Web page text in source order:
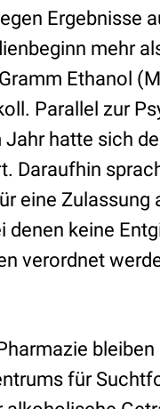
Ergebnisse
mehr
Ethanol
Parallel zur
hatte sich
Daraufhin
eine Zulassung
denen keine
verordnet
für